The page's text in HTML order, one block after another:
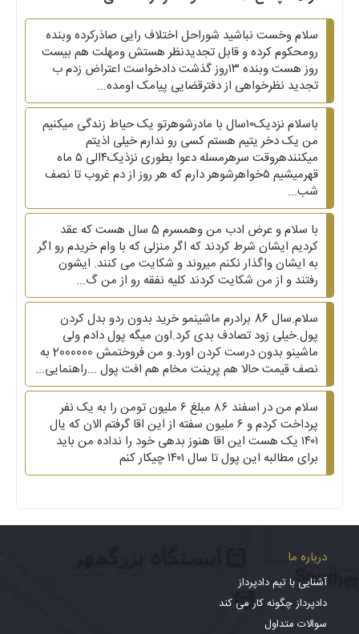
سلام وخست نباشید شوراحل اختلاف رایی صاذرکرده وبنده
رو‌محکوم کرده و قابل تجدیدنظر هستش ومهلت هم بیست
روز هست وبنده ۱۳روز گذشت دادخواست اعتراض زدم ب
تجدید نظرخواهی از دفترقضایی پیامک اومده...
باسلام نزدیک۱۰سال با مادرشوهرتو یک حیاط زندگی میکنیم
من یک دخر یتیم هستم کسی رو ندارم خیلی اذیتم
میکنندهروقت سرهرمسله دعوا بطوری نزذیک۴الی ۵ ماه
قهرمیشیم ۵خواهرشوهر دارم که هر روز از دم غروب تا نصف
شب...
با سلام و عرض ادب من وهمسرم 5 سال هست که عقد
کردیم ایشان شرط کردند که اگر منزلی که با وام خریدم رو اگر
به ایشان واگذار نکنم میروند و شکایت می کنند. ایشون
رفتند و از من شکایت کردند کلیه نفقه رو از من گ...
سلام.سال 86 برادرم ماشینمو خرید بدون ردو بدل کردن
پول.خیلی زود تصادف بدی کرد.اون میگه پول دادم ولی
ماشینو بدون درست کردن اورد.و من فروختمش 2000000 به
نصف قیمت حالا هم پرینت مخام هم افت پول ...راهنمایی...
سلام من در اسفند ۸۶ مبلغ ۶ ملیون تومن را به یک نفر
پرداخت کردم و ۶ ملیون سفته از این اقا گرفتم الان که یال
۱۴۰۱ یک هست این اقا هنوز بدهی خود را نداده من باید
برای مطالبه این پول تا سال ۱۴۰۱ چیکار کنم
درباره ما
آشنایی با تیم دادپرداز
دادپرداز چگونه کار می کند
سوالات متداول